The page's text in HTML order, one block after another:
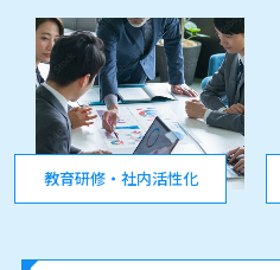
教育研修・社内活性化